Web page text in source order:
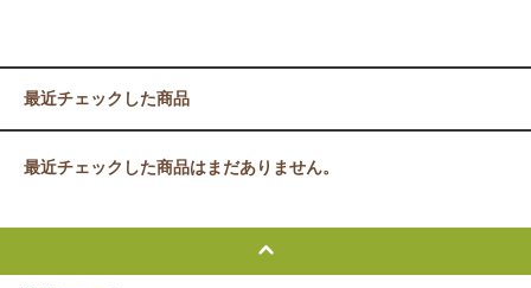
最近チェックした商品
最近チェックした商品はまだありません。